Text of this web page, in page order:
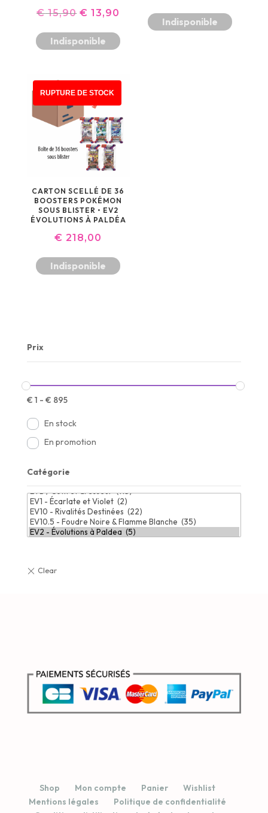
€15,90 LE
PRIX
INITIAL
€ 15,90.
€ 13,90
Indisponible
Indisponible
RUPTURE DE STOCK
CARTON SCELLÉ DE 36
BOOSTERS POKÉMON
SOUS BLISTER • EV2
ÉVOLUTIONS À PALDÉA
€ 218,00
Indisponible
Prix
€ 1 - € 895
En stock
En promotion
Catégorie
Shop Mon compte Panier
Wishlist
Mentions légales
Politique de confidentialité